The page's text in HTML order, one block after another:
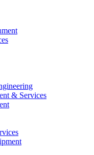
& Services